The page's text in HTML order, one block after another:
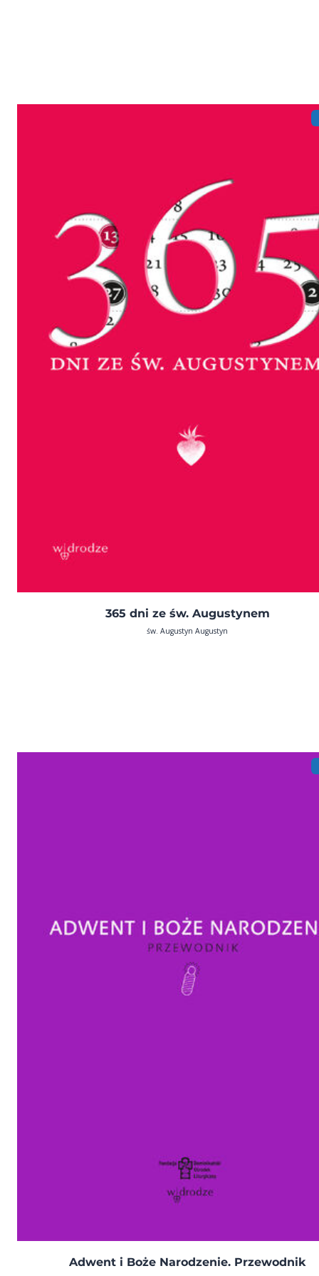
365 dni ze św. Augustynem
św. Augustyn Augustyn
Adwent i Boże Narodzenie. Przewodnik